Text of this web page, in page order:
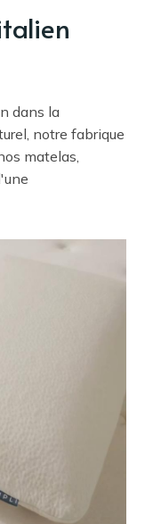
dans la
notre fabrique
matelas,